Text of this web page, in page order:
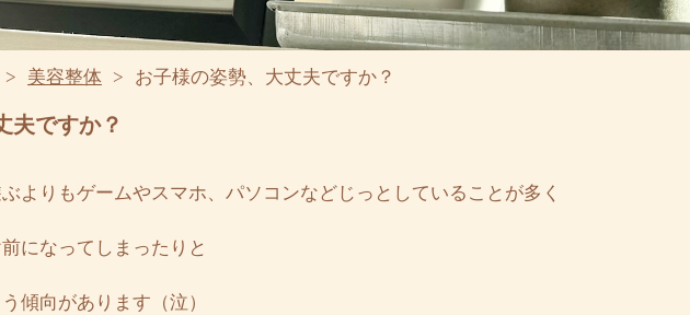
美容整体 お子様の姿勢、大丈夫ですか？
夫ですか？
よりもゲームやスマホ、パソコンなどじっとしていることが多く
になってしまったりと
傾向があります（泣）